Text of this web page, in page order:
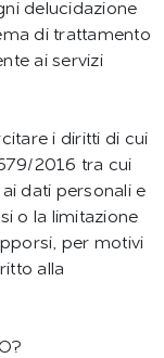
delucidazione
di trattamento
ai servizi
i diritti di cui
2016 tra cui
dati personali e
o la limitazione
per motivi
alla